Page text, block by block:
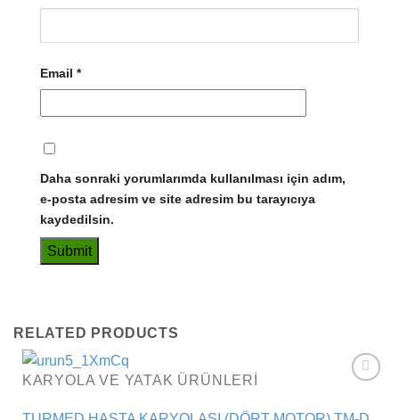
Email *
Daha sonraki yorumlarımda kullanılması için adım,
e-posta adresim ve site adresim bu tarayıcıya
kaydedilsin.
RELATED PRODUCTS
KARYOLA VE YATAK ÜRÜNLERI